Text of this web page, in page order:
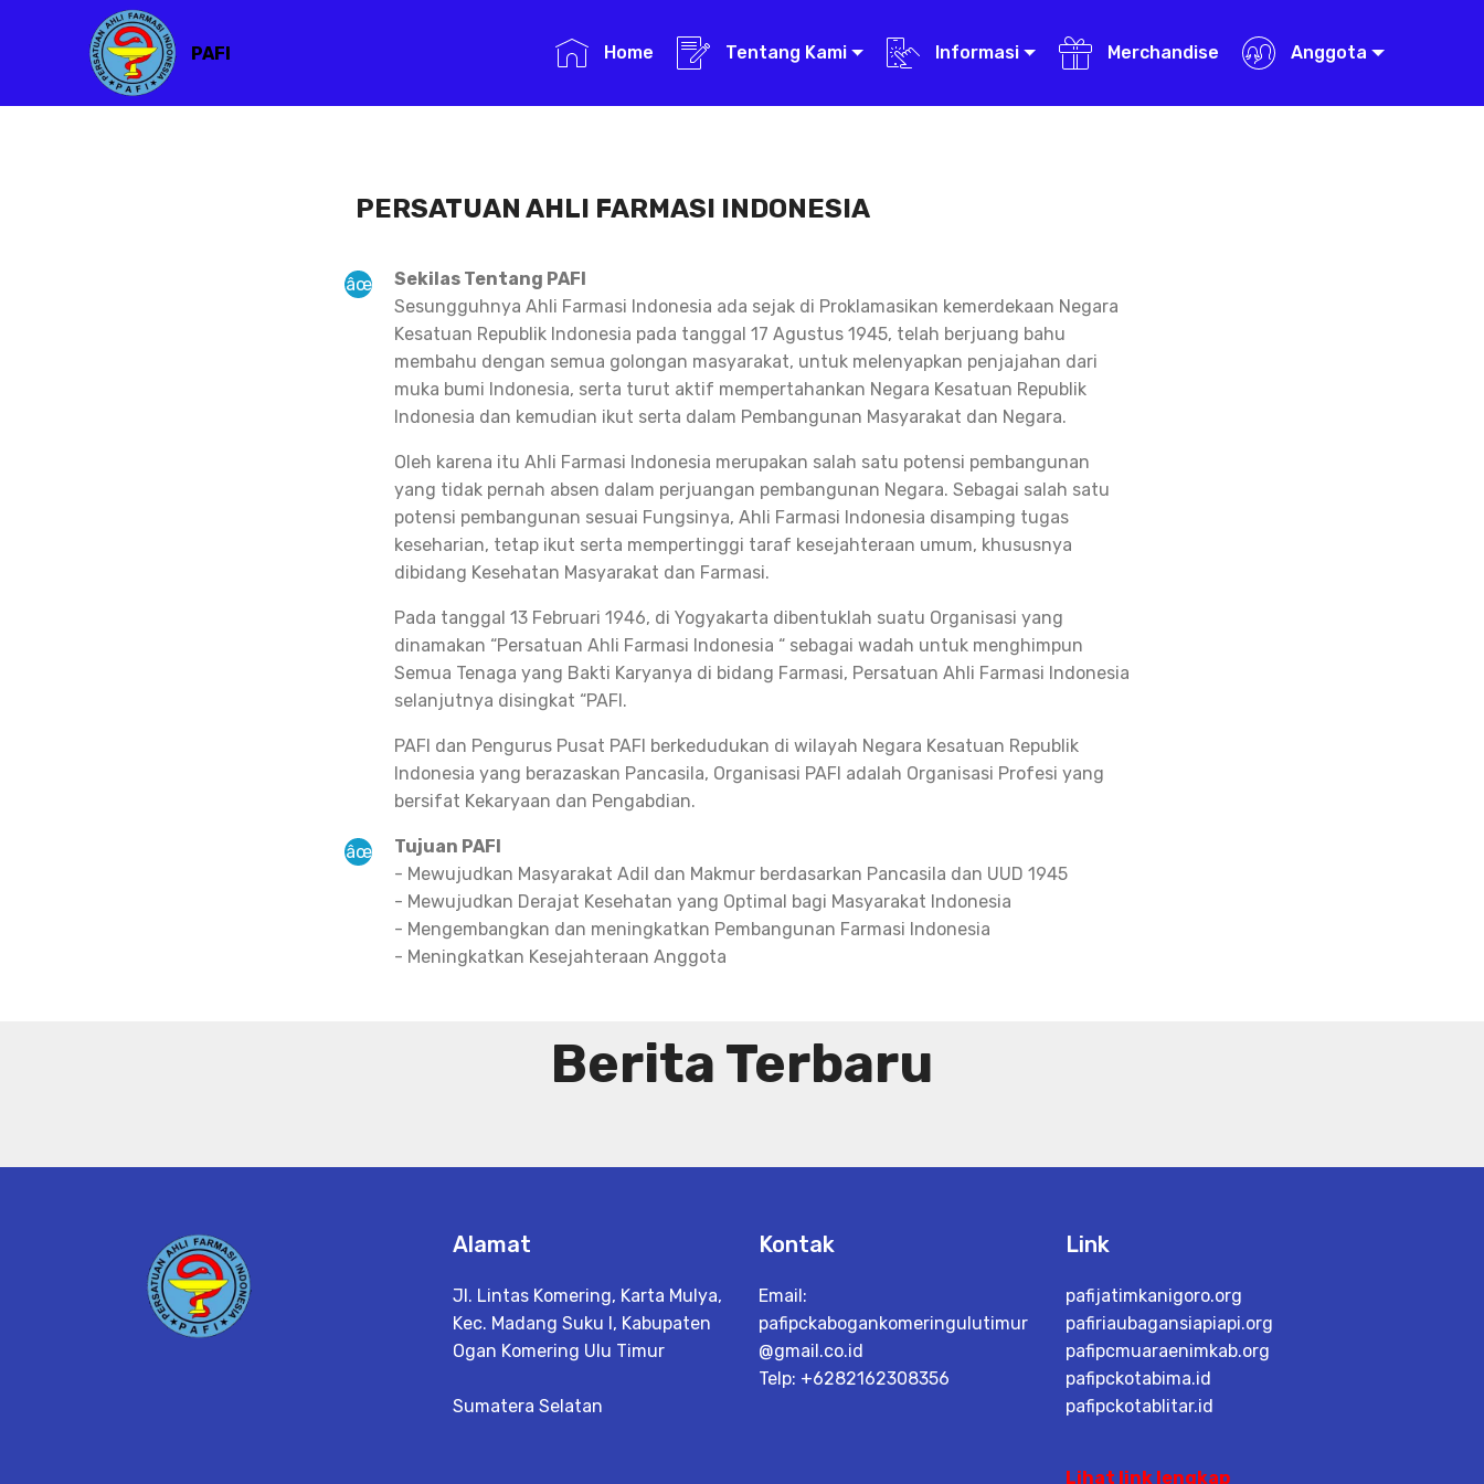
PAFI Home Tentang Kami Informasi Merchandise Anggota
PERSATUAN AHLI FARMASI INDONESIA
Sekilas Tentang PAFI
Sesungguhnya Ahli Farmasi Indonesia ada sejak di Proklamasikan kemerdekaan Negara
Kesatuan Republik Indonesia pada tanggal 17 Agustus 1945, telah berjuang bahu
membahu dengan semua golongan masyarakat, untuk melenyapkan penjajahan dari
muka bumi Indonesia, serta turut aktif mempertahankan Negara Kesatuan Republik
Indonesia dan kemudian ikut serta dalam Pembangunan Masyarakat dan Negara.
Oleh karena itu Ahli Farmasi Indonesia merupakan salah satu potensi pembangunan
yang tidak pernah absen dalam perjuangan pembangunan Negara. Sebagai salah satu
potensi pembangunan sesuai Fungsinya, Ahli Farmasi Indonesia disamping tugas
keseharian, tetap ikut serta mempertinggi taraf kesejahteraan umum, khususnya
dibidang Kesehatan Masyarakat dan Farmasi.
Pada tanggal 13 Februari 1946, di Yogyakarta dibentuklah suatu Organisasi yang
dinamakan “Persatuan Ahli Farmasi Indonesia “ sebagai wadah untuk menghimpun
Semua Tenaga yang Bakti Karyanya di bidang Farmasi, Persatuan Ahli Farmasi Indonesia
selanjutnya disingkat “PAFI.
PAFI dan Pengurus Pusat PAFI berkedudukan di wilayah Negara Kesatuan Republik
Indonesia yang berazaskan Pancasila, Organisasi PAFI adalah Organisasi Profesi yang
bersifat Kekaryaan dan Pengabdian.
Tujuan PAFI
- Mewujudkan Masyarakat Adil dan Makmur berdasarkan Pancasila dan UUD 1945
- Mewujudkan Derajat Kesehatan yang Optimal bagi Masyarakat Indonesia
- Mengembangkan dan meningkatkan Pembangunan Farmasi Indonesia
- Meningkatkan Kesejahteraan Anggota
Berita Terbaru
Alamat
Jl. Lintas Komering, Karta Mulya,
Kec. Madang Suku I, Kabupaten
Ogan Komering Ulu Timur
Sumatera Selatan
Kontak
Email:
pafipckabogankomeringulutimur
@gmail.co.id
Telp: +6282162308356
Link
pafijatimkanigoro.org
pafiriaubagansiapiapi.org
pafipcmuaraenimkab.org
pafipckotabima.id
pafipckotablitar.id
Lihat link lengkap